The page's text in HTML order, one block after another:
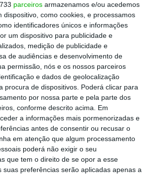
parceiros armazenamos e/ou acedemos
dispositivo, como cookies, e processamos
identificadores únicos e informações
um dispositivo para publicidade e
medição de publicidade e
de audiências e desenvolvimento de
permissão, nós e os nossos parceiros
e dados de geolocalização
procura de dispositivos. Poderá clicar para
por nossa parte e pela parte dos
conforme descrito acima. Em
a informações mais pormenorizadas e
antes de consentir ou recusar o
em atenção que algum processamento
poderá não exigir o seu
que tem o direito de se opor a esse
suas preferências serão aplicadas apenas a